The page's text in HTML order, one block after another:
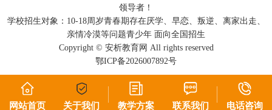
领导者！
学校招生对象：10-18周岁青春期存在厌学、早恋、叛逆、离家出走、
亲情冷漠等问题青少年 面向全国招生
Copyright © 安析教育网 All rights reserved
鄂ICP备2026007892号
网站首页 关于我们 教学方案 联系我们 电话咨询